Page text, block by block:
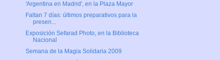
'Argentina en Madrid', en la Plaza Mayor
Faltan 7 días: últimos preparativos para la
presen...
Exposición Sefarad Photo, en la Biblioteca
Nacional
Semana de la Magia Solidaria 2009